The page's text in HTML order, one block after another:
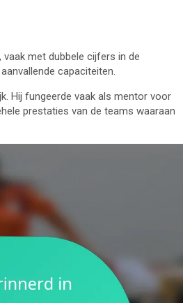
met dubbele cijfers in de
capaciteiten.
Hij fungeerde vaak als mentor voor
prestaties van de teams waaraan